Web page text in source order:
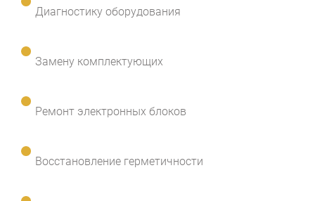
Диагностику оборудования
Замену комплектующих
Ремонт электронных блоков
Восстановление герметичности